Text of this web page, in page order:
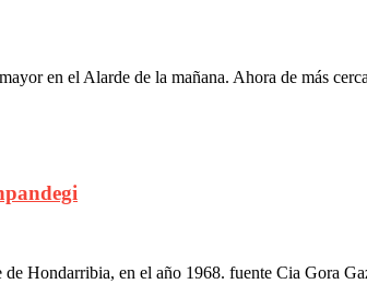
en el Alarde de la mañana. Ahora de más
Hondarribia, en el año 1968. fuente Cia Gora